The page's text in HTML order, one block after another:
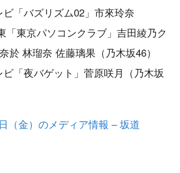
「バズリズム02」市來玲奈
「東京パソコンクラブ」吉田綾乃ク
於 林瑠奈 佐藤璃果（乃木坂46）
「夜バゲット」菅原咲月（乃木坂
（金）のメディア情報 – 坂道